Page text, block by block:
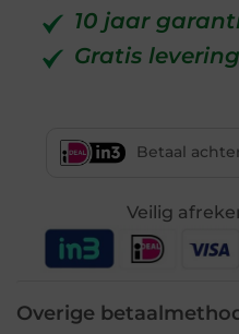
10 jaar
Gratis levering
Betaal
Veilig
Overige